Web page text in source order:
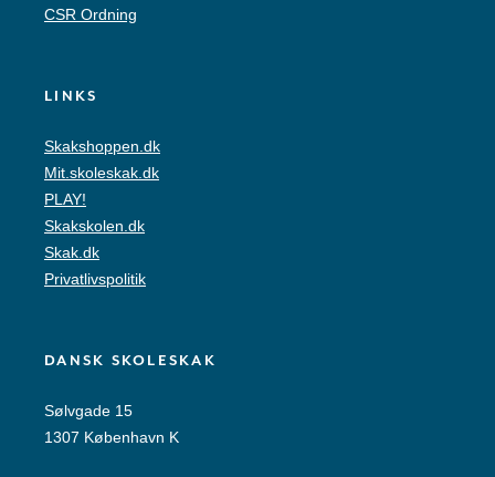
CSR Ordning
LINKS
Skakshoppen.dk
Mit.skoleskak.dk
PLAY!
Skakskolen.dk
Skak.dk
Privatlivspolitik
DANSK SKOLESKAK
Sølvgade 15
1307 København K